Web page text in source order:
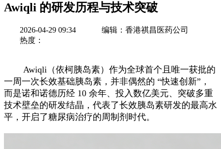
Awiqli 的研发历程与技术突破
2026-04-29 09:34
编辑：香港祺昌医药公司
热度：
Awiqli（依柯胰岛素）作为全球首个且唯一获批的
一周一次长效基础胰岛素，并非偶然的 “快速创新”，
而是诺和诺德历经 10 余年、投入数亿美元、突破多重
技术壁垒的研发结晶，代表了长效胰岛素研发的最高水
平，开启了糖尿病治疗的周制剂时代。